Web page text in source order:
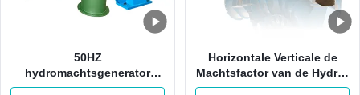
50HZ
hydromachtsgenerator
1MW 3MW Pelton Francis
Horizontale Verticale de
Machtsfactor van de Hydro-
elektrische